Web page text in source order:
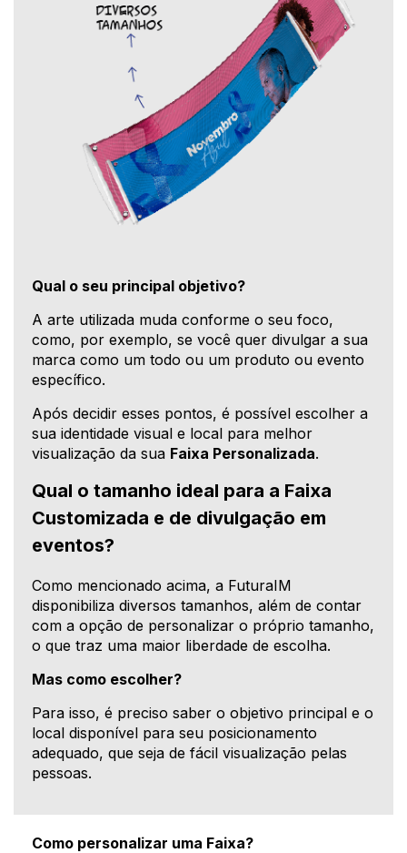
Qual o seu principal objetivo?
A arte utilizada muda conforme o seu foco,
como, por exemplo, se você quer divulgar a sua
marca como um todo ou um produto ou evento
específico.
Após decidir esses pontos, é possível escolher a
sua identidade visual e local para melhor
visualização da sua Faixa Personalizada.
Qual o tamanho ideal para a Faixa
Customizada e de divulgação em
eventos?
Como mencionado acima, a FuturaIM
disponibiliza diversos tamanhos, além de contar
com a opção de personalizar o próprio tamanho,
o que traz uma maior liberdade de escolha.
Mas como escolher?
Para isso, é preciso saber o objetivo principal e o
local disponível para seu posicionamento
adequado, que seja de fácil visualização pelas
pessoas.
Como personalizar uma Faixa?